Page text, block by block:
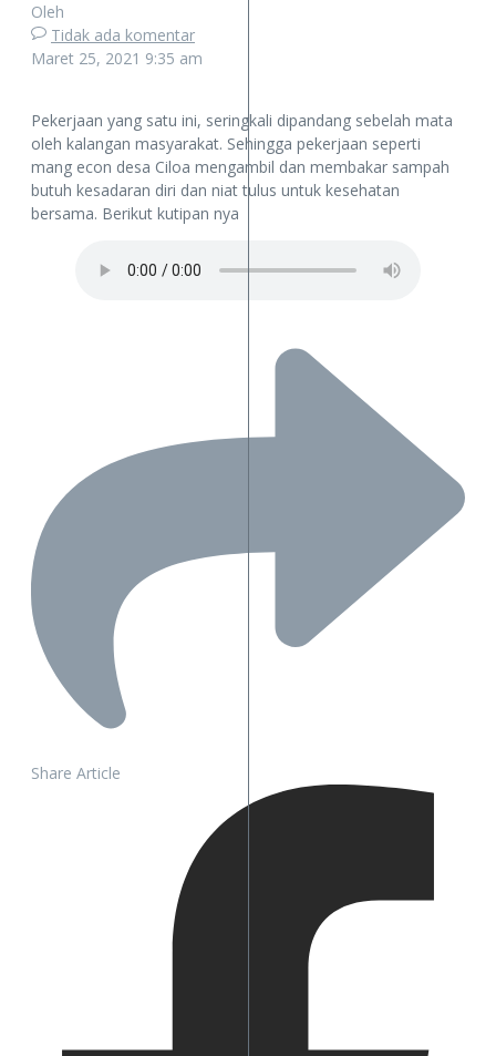
Oleh
Tidak ada komentar
Maret 25, 2021 9:35 am
Pekerjaan yang satu ini, seringkali dipandang sebelah mata
oleh kalangan masyarakat. Sehingga pekerjaan seperti
mang econ desa Ciloa mengambil dan membakar sampah
butuh kesadaran diri dan niat tulus untuk kesehatan
bersama. Berikut kutipan nya
Share Article